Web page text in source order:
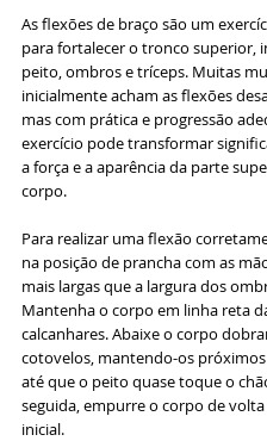
As flexões de braço são um
para fortalecer o tronco superior,
peito, ombros e tríceps. Muitas
inicialmente acham as flexões
mas com prática e progressão
exercício pode transformar
a força e a aparência da parte
corpo.
Para realizar uma flexão
na posição de prancha com as
mais largas que a largura dos
Mantenha o corpo em linha reta
calcanhares. Abaixe o corpo
cotovelos, mantendo-os
até que o peito quase toque o
seguida, empurre o corpo de volta
inicial.